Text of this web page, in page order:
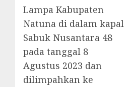
Lampa Kabupaten
Natuna di dalam kapal
Sabuk Nusantara 48
pada tanggal 8
Agustus 2023 dan
dilimpahkan ke